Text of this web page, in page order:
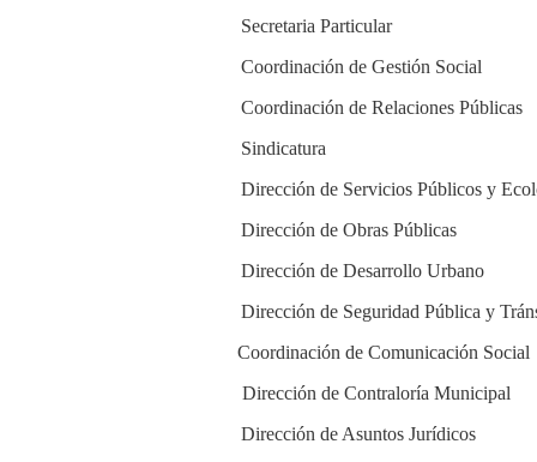
Secretaria Particular
Coordinación de Gestión Social
Coordinación de Relaciones Públicas
Sindicatura
Dirección de Servicios Públicos y
Dirección de Obras Públicas
Dirección de Desarrollo Urbano
Dirección de Seguridad Pública y
Coordinación de Comunicación Social
Dirección de Contraloría Municipal
Dirección de Asuntos Jurídicos